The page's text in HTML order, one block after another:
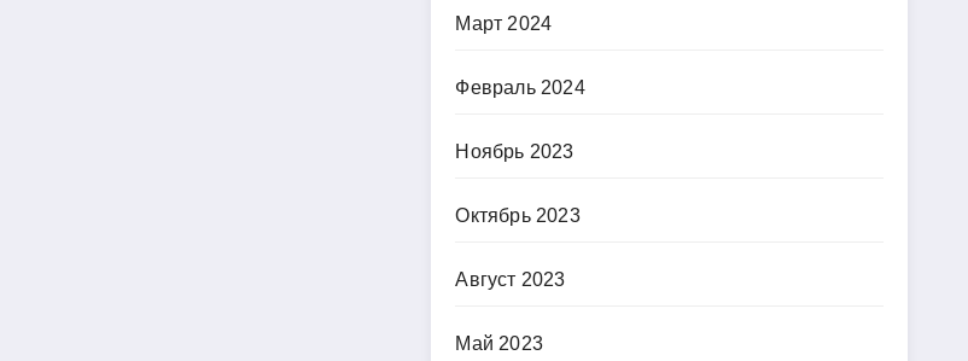
Март 2024
Февраль 2024
Ноябрь 2023
Октябрь 2023
Август 2023
Май 2023